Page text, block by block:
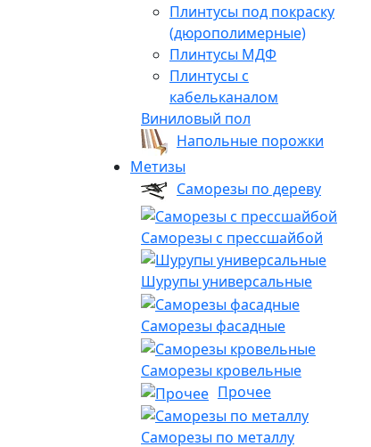
Плинтусы под покраску
(дюрополимерные)
Плинтусы МДФ
Плинтусы с
кабельканалом
Виниловый пол
Напольные порожки
Метизы
Саморезы по дереву
Саморезы с прессшайбой
Шурупы универсальные
Саморезы фасадные
Саморезы кровельные
Прочее
Саморезы по металлу